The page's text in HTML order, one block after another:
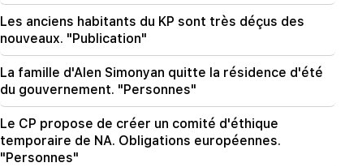
"Innadu" de Kocharyan, Sargsyan, Ter-
Petrosyan. ce gouvernement ne fait rien pour le
pays (vidéo)
20:05
Nouvelle accusation contre Gagik Tsarukyan.
Trump a choisi son successeur (vidéo)
19:37 Important
Les anciens habitants du KP sont très déçus des
nouveaux. "Publication"
La famille d'Alen Simonyan quitte la résidence d'été
du gouvernement. "Personnes"
Le CP propose de créer un comité d'éthique
temporaire de NA. Obligations européennes.
"Personnes"